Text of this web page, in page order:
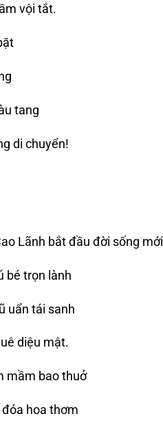
vội tắt.
tang
di chuyển!
Lãnh bắt đầu đời sống mới
bé trọn lành
uẩn tái sanh
diệu mật.
mầm bao thuở
hoa thơm